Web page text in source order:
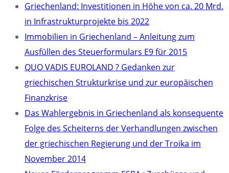
Griechenland: Investitionen in Höhe von ca. 20 Mrd.
in Infrastrukturprojekte bis 2022
Immobilien in Griechenland – Anleitung zum
Ausfüllen des Steuerformulars E9 für 2015
QUO VADIS EUROLAND ? Gedanken zur
griechischen Strukturkrise und zur europäischen
Finanzkrise
Das Wahlergebnis in Griechenland als konsequente
Folge des Scheiterns der Verhandlungen zwischen
der griechischen Regierung und der Troika im
November 2014